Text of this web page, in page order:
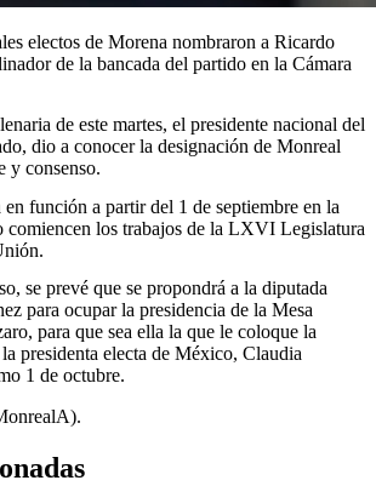
electos de Morena nombraron a Ricardo
de la bancada del partido en la Cámara
de este martes, el presidente nacional del
dio a conocer la designación de Monreal
y consenso.
función a partir del 1 de septiembre en la
comiencen los trabajos de la LXVI Legislatura
se prevé que se propondrá a la diputada
para ocupar la presidencia de la Mesa
para que sea ella la que le coloque la
presidenta electa de México, Claudia
1 de octubre.